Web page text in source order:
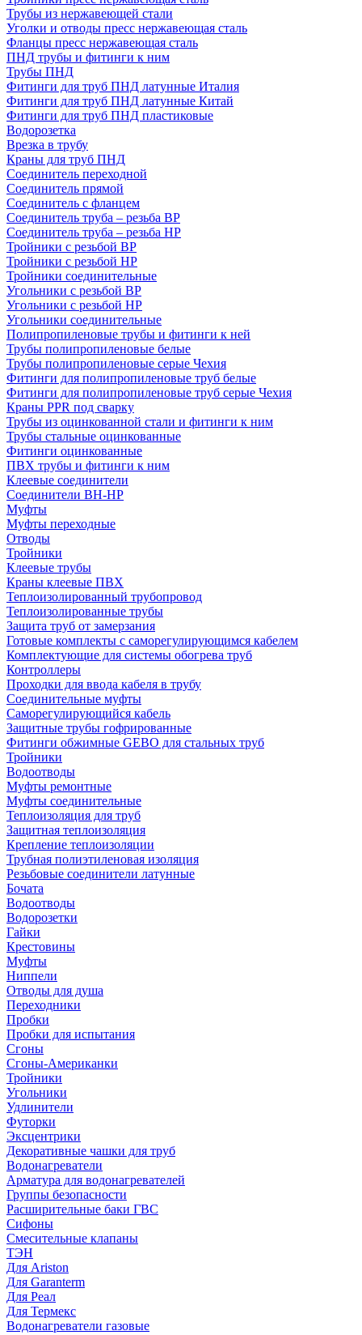
Трубы из нержавеющей стали
Уголки и отводы пресс нержавеющая сталь
Фланцы пресс нержавеющая сталь
ПНД трубы и фитинги к ним
Трубы ПНД
Фитинги для труб ПНД латунные Италия
Фитинги для труб ПНД латунные Китай
Фитинги для труб ПНД пластиковые
Водорозетка
Врезка в трубу
Краны для труб ПНД
Соединитель переходной
Соединитель прямой
Соединитель с фланцем
Соединитель труба – резьба ВР
Соединитель труба – резьба НР
Тройники с резьбой ВР
Тройники с резьбой НР
Тройники соединительные
Угольники с резьбой ВР
Угольники с резьбой НР
Угольники соединительные
Полипропиленовые трубы и фитинги к ней
Трубы полипропиленовые белые
Трубы полипропиленовые серые Чехия
Фитинги для полипропиленовые труб белые
Фитинги для полипропиленовые труб серые Чехия
Краны PPR под сварку
Трубы из оцинкованной стали и фитинги к ним
Трубы стальные оцинкованные
Фитинги оцинкованные
ПВХ трубы и фитинги к ним
Клеевые соединители
Соединители ВН-НР
Муфты
Муфты переходные
Отводы
Тройники
Клеевые трубы
Краны клеевые ПВХ
Теплоизолированный трубопровод
Теплоизолированные трубы
Защита труб от замерзания
Готовые комплекты с саморегулирующимся кабелем
Комплектующие для системы обогрева труб
Контроллеры
Проходки для ввода кабеля в трубу
Соединительные муфты
Саморегулирующийся кабель
Защитные трубы гофрированные
Фитинги обжимные GEBO для стальных труб
Тройники
Водоотводы
Муфты ремонтные
Муфты соединительные
Теплоизоляция для труб
Защитная теплоизоляция
Крепление теплоизоляции
Трубная полиэтиленовая изоляция
Резьбовые соединители латунные
Бочата
Водоотводы
Водорозетки
Гайки
Крестовины
Муфты
Ниппели
Отводы для душа
Переходники
Пробки
Пробки для испытания
Сгоны
Сгоны-Американки
Тройники
Угольники
Удлинители
Футорки
Эксцентрики
Декоративные чашки для труб
Водонагреватели
Арматура для водонагревателей
Группы безопасности
Расширительные баки ГВС
Сифоны
Смесительные клапаны
ТЭН
Для Ariston
Для Garanterm
Для Реал
Для Термекс
Водонагреватели газовые